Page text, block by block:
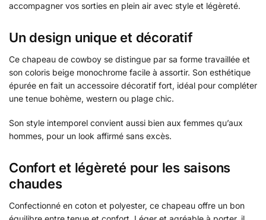
accompagner vos sorties en plein air avec style et légèreté.
Un design unique et décoratif
Ce chapeau de cowboy se distingue par sa forme travaillée et
son coloris beige monochrome facile à assortir. Son esthétique
épurée en fait un accessoire décoratif fort, idéal pour compléter
une tenue bohème, western ou plage chic.
Son style intemporel convient aussi bien aux femmes qu’aux
hommes, pour un look affirmé sans excès.
Confort et légèreté pour les saisons
chaudes
Confectionné en coton et polyester, ce chapeau offre un bon